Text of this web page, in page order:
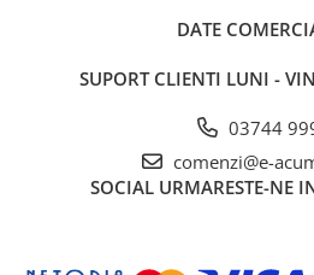
DATE
SUPORT CLIENTI LUNI -
03744
comenzi@e-
SOCIAL URMARESTE-NE